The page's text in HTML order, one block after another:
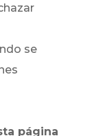
se
página